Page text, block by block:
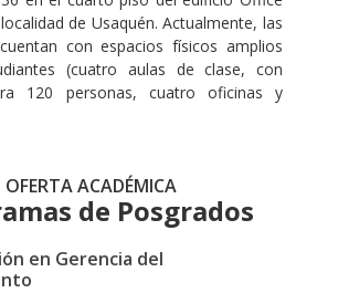
de Usaquén. Actualmente, las
con espacios físicos amplios
(cuatro aulas de clase, con
120 personas, cuatro oficinas y
OFERTA ACADÉMICA
de Posgrados
en Gerencia del